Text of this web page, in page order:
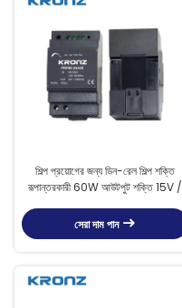
শিল্প প্রয়োগের জন্য ডিন-রেল শিল্প শক্তি
রূপান্তরকারী 60W আউটপুট শক্তি 15V /
সেরা দাম পান